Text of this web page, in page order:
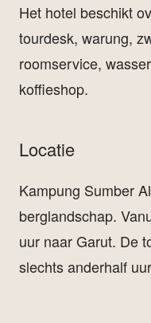
Het hotel beschikt
tourdesk, warung,
roomservice,
koffieshop.
Locatie
Kampung Sumber
berglandschap.
uur naar Garut. De
slechts anderhalf